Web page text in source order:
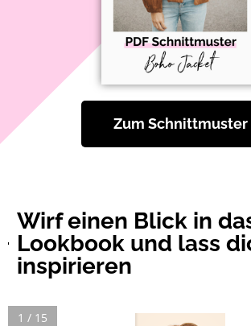
Zum Schnittmuster
Wirf einen Blick in
Lookbook und lass
inspirieren
1 / 15